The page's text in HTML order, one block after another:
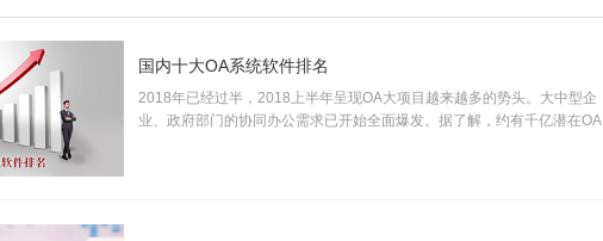
国内十大OA系统软件排名
2018年已经过半，2018上半年呈现OA大项目越来越多的势头。大中型企
业、政府部门的协同办公需求已开始全面爆发。据了解，约有千亿潜在OA